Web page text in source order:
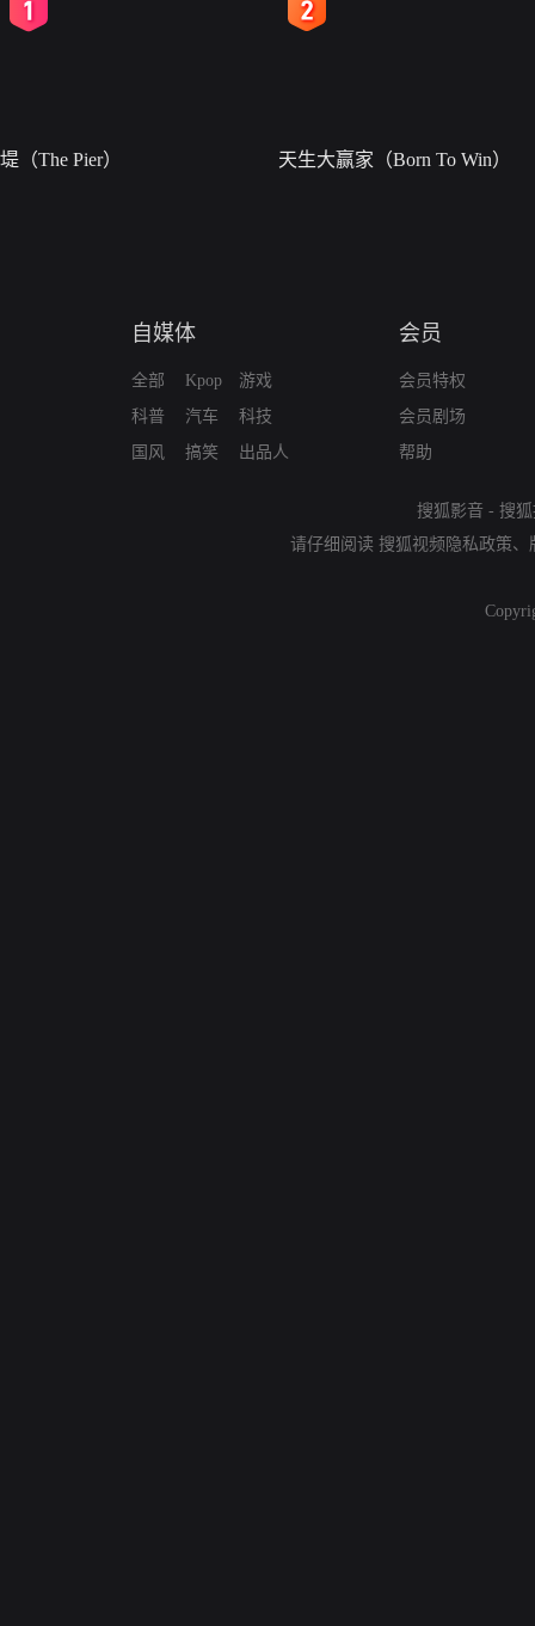
堤（The Pier） 天生大赢家（Born To Win）
自媒体
全部
科普
国风
Kpop
汽车
搞笑
游戏
科技
出品人
会员
会员特权
会员剧场
帮助
搜狐影音 - 搜
请仔细阅读 搜狐视频隐私政策、